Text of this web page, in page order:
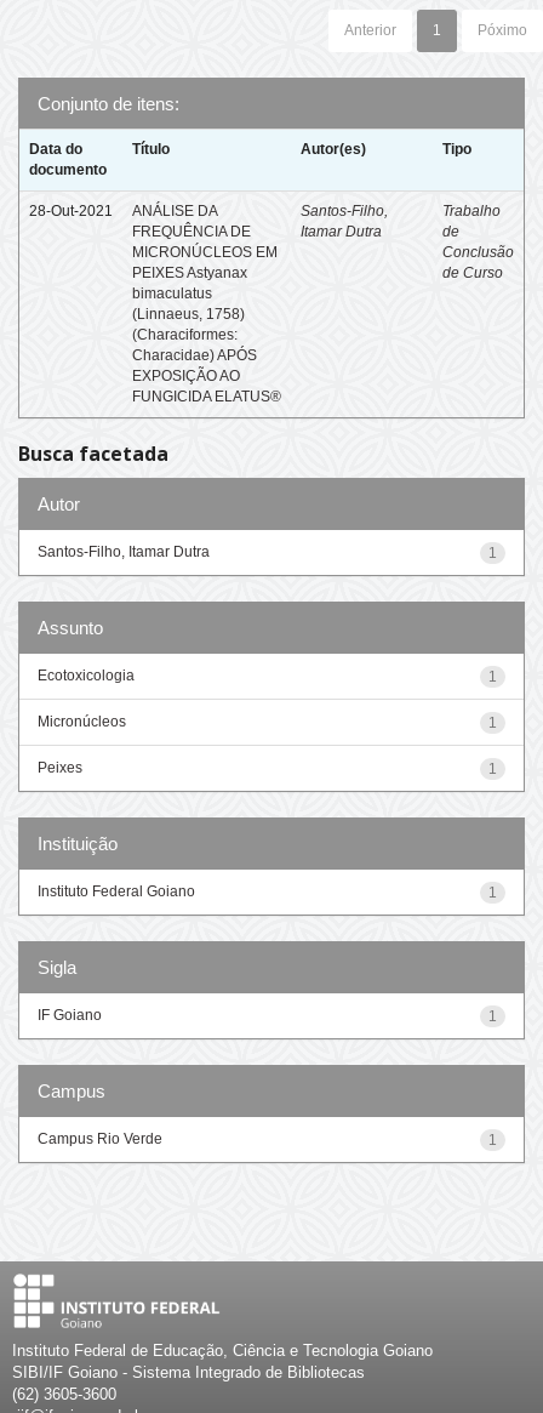
Anterior 1 Póximo
Conjunto de itens:
Data do
documento
Título Autor(es) Tipo
28-Out-2021
ANÁLISE DA
FREQUÊNCIA DE
MICRONÚCLEOS EM
PEIXES Astyanax
bimaculatus
(Linnaeus, 1758)
(Characiformes:
Characidae) APÓS
EXPOSIÇÃO AO
FUNGICIDA ELATUS®
Santos-Filho,
Itamar Dutra
Trabalho
de
Conclusão
de Curso
Busca facetada
Autor
1
Santos-Filho, Itamar Dutra
Assunto
1
Ecotoxicologia
1
Micronúcleos
1
Peixes
Instituição
1
Instituto Federal Goiano
Sigla
1
IF Goiano
Campus
1
Campus Rio Verde
Instituto Federal de Educação, Ciência e Tecnologia Goiano
SIBI/IF Goiano - Sistema Integrado de Bibliotecas
(62) 3605-3600